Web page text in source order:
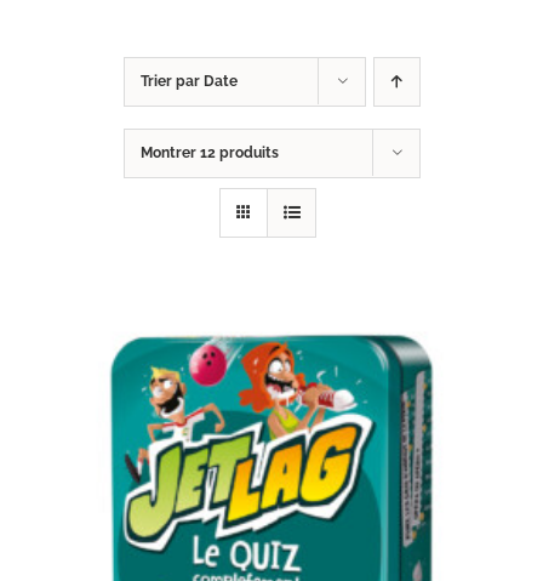
Trier par Date
Montrer 12 produits